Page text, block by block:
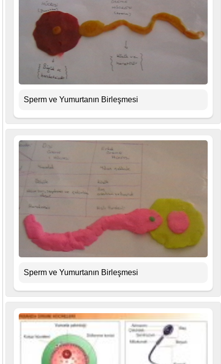
Sperm ve Yumurtanın Birleşmesi
Sperm ve Yumurtanın Birleşmesi